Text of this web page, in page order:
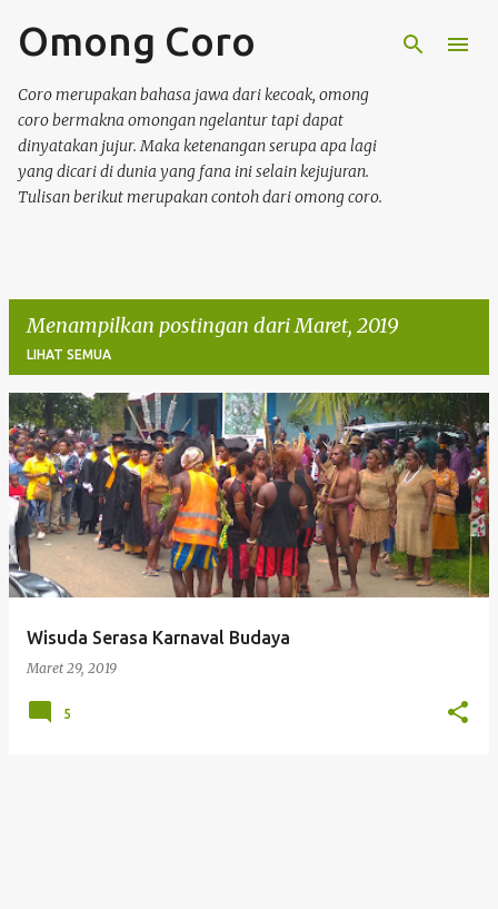
Langsung ke konten utama
Omong Coro
Coro merupakan bahasa jawa dari kecoak, omong
coro bermakna omongan ngelantur tapi dapat
dinyatakan jujur. Maka ketenangan serupa apa lagi
yang dicari di dunia yang fana ini selain kejujuran.
Tulisan berikut merupakan contoh dari omong coro.
Menampilkan postingan dari Maret, 2019
LIHAT SEMUA
P
o
s
t
n
Wisuda Serasa Karnaval Budaya
Maret 29, 2019
5